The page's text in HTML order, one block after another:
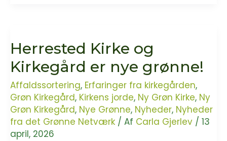
grøn
kirke!
Herrested Kirke og
Kirkegård er nye grønne!
Affaldssortering, Erfaringer fra kirkegården,
Grøn Kirkegård, Kirkens jorde, Ny Grøn Kirke, Ny
Grøn Kirkegård, Nye Grønne, Nyheder, Nyheder
fra det Grønne Netværk / Af Carla Gjerlev / 13
april, 2026